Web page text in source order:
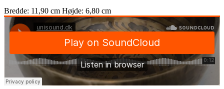
Bredde: 11,90 cm Højde: 6,80 cm